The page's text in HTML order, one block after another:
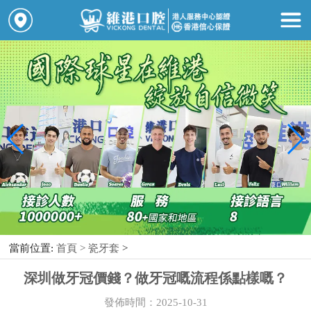
當前位置: 首頁 >瓷牙套 >
深圳做牙冠價錢？做牙冠嘅流程係點樣嘅？
發佈時間：2025-10-31